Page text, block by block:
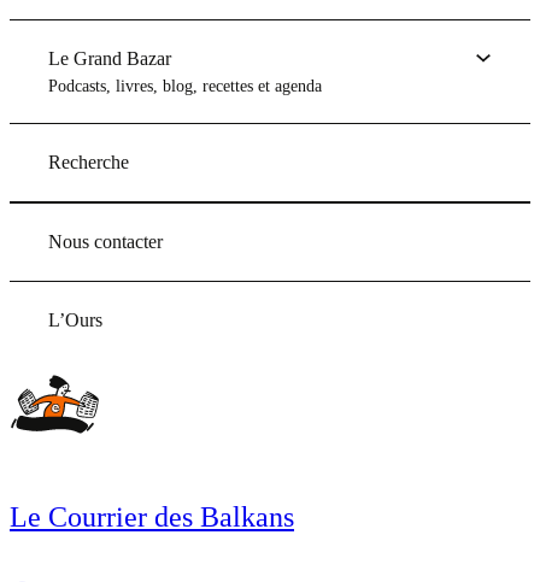
Le Grand Bazar
Podcasts, livres, blog, recettes et agenda
Recherche
Nous contacter
L’Ours
Le Courrier des Balkans